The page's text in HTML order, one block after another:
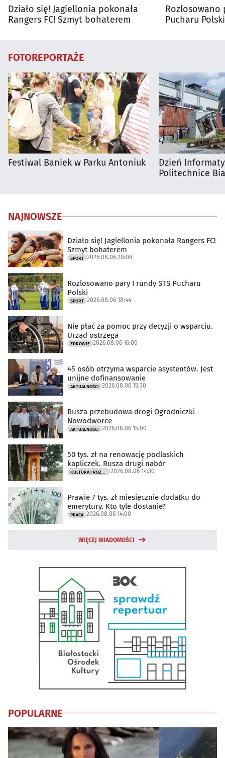
Działo się! Jagiellonia pokonała
Rangers FC! Szmyt bohaterem
Rozlosowano
Pucharu Polski
FOTOREPORTAŻE
Festiwal Baniek w Parku Antoniuk
Dzień
Politechnice
NAJNOWSZE
Działo się! Jagiellonia pokonała Rangers FC!
Szmyt bohaterem
SPORT 2026.08.06 20:08
Rozlosowano pary I rundy STS Pucharu
Polski
SPORT 2026.08.06 18:44
Nie płać za pomoc przy decyzji o wsparciu.
Urząd ostrzega
ZDROWIE 2026.08.06 16:00
45 osób otrzyma wsparcie asystentów. Jest
unijne dofinansowanie
AKTUALNOŚCI 2026.08.06 15:30
Rusza przebudowa drogi Ogrodniczki -
Nowodworce
AKTUALNOŚCI 2026.08.06 15:00
50 tys. zł na renowację podlaskich
kapliczek. Rusza drugi nabór
KULTURA I ROZRYWKA 2026.08.06 14:30
Prawie 7 tys. zł miesięcznie dodatku do
emerytury. Kto tyle dostanie?
PRACA 2026.08.06 14:00
WIĘCEJ WIADOMOŚCI
POPULARNE